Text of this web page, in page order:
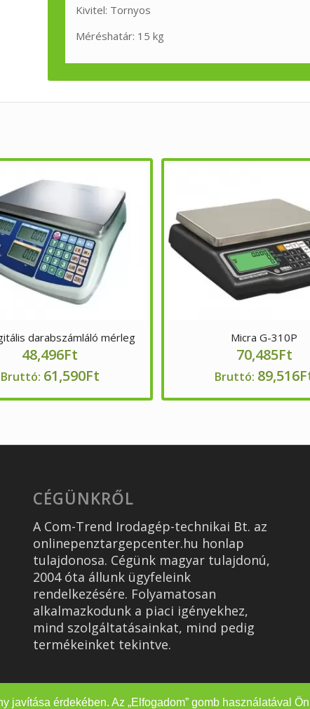
érdekében. Az „Elfogadom” gomb használatával
Kivitel: Tornyos
Méréshatár: 15 kg
darabszámláló mérleg
48,496Ft
Bruttó: 61,590Ft
Micra G-310P
70,485Ft
Bruttó: 89,516
CÉGÜNKRŐL
A Com-Trend Irodagép-technikai Bt. az
onlinepenztargepcenter.hu honlap
tulajdonosa. Cégünk magyar tulajdonú,
2004 óta állunk ügyfeleink
rendelkezésére. Folyamatosan
alkalmazkodunk a piaci igényekhez,
mind szolgáltatásainkat, mind pedig
termékeinket tekintve.